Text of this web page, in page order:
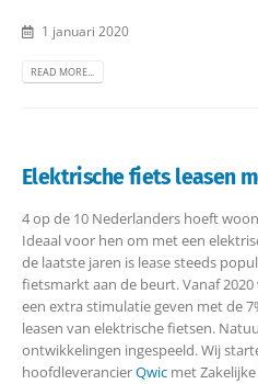
1 januari 2020
READ MORE...
Elektrische fiets leasen
4 op de 10 Nederlanders hoeft
Ideaal voor hen om met een
de laatste jaren is lease steeds
fietsmarkt aan de beurt. Vanaf
een extra stimulatie geven met de
leasen van elektrische fietsen.
ontwikkelingen ingespeeld. Wij
hoofdleverancierQwic met